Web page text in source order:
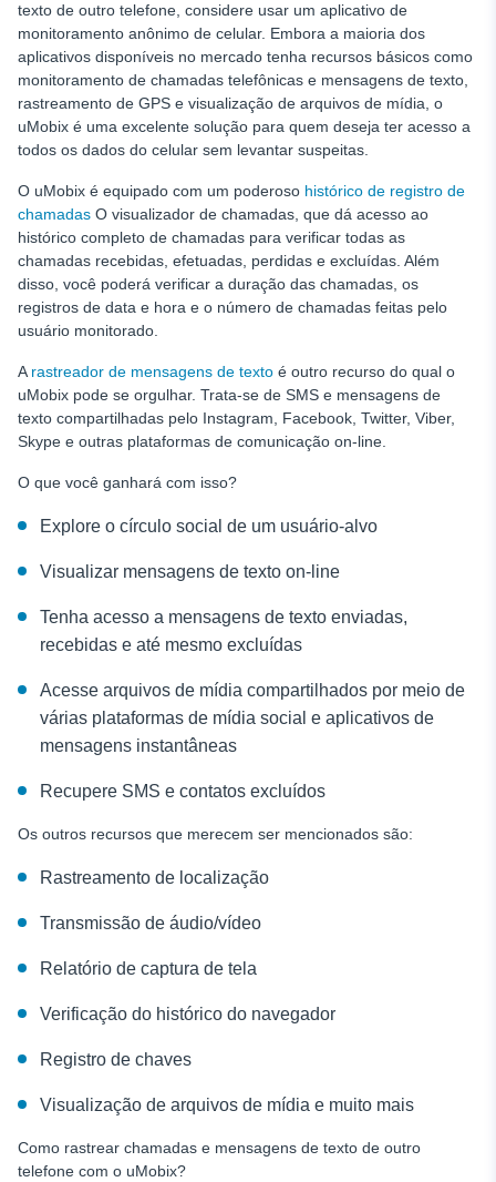
texto de outro telefone, considere usar um aplicativo de
monitoramento anônimo de celular. Embora a maioria dos
aplicativos disponíveis no mercado tenha recursos básicos como
monitoramento de chamadas telefônicas e mensagens de texto,
rastreamento de GPS e visualização de arquivos de mídia, o
uMobix é uma excelente solução para quem deseja ter acesso a
todos os dados do celular sem levantar suspeitas.
O uMobix é equipado com um poderoso histórico de registro de
chamadas O visualizador de chamadas, que dá acesso ao
histórico completo de chamadas para verificar todas as
chamadas recebidas, efetuadas, perdidas e excluídas. Além
disso, você poderá verificar a duração das chamadas, os
registros de data e hora e o número de chamadas feitas pelo
usuário monitorado.
Arastreador de mensagens de texto é outro recurso do qual o
uMobix pode se orgulhar. Trata-se de SMS e mensagens de
texto compartilhadas pelo Instagram, Facebook, Twitter, Viber,
Skype e outras plataformas de comunicação on-line.
O que você ganhará com isso?
Explore o círculo social de um usuário-alvo
Visualizar mensagens de texto on-line
Tenha acesso a mensagens de texto enviadas,
recebidas e até mesmo excluídas
Acesse arquivos de mídia compartilhados por meio de
várias plataformas de mídia social e aplicativos de
mensagens instantâneas
Recupere SMS e contatos excluídos
Os outros recursos que merecem ser mencionados são:
Rastreamento de localização
Transmissão de áudio/vídeo
Relatório de captura de tela
Verificação do histórico do navegador
Registro de chaves
Visualização de arquivos de mídia e muito mais
Como rastrear chamadas e mensagens de texto de outro
telefone com o uMobix?